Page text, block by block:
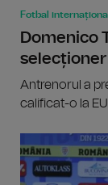
Fotbal internațional
Domenico
Antrenorul a
calificat-o la